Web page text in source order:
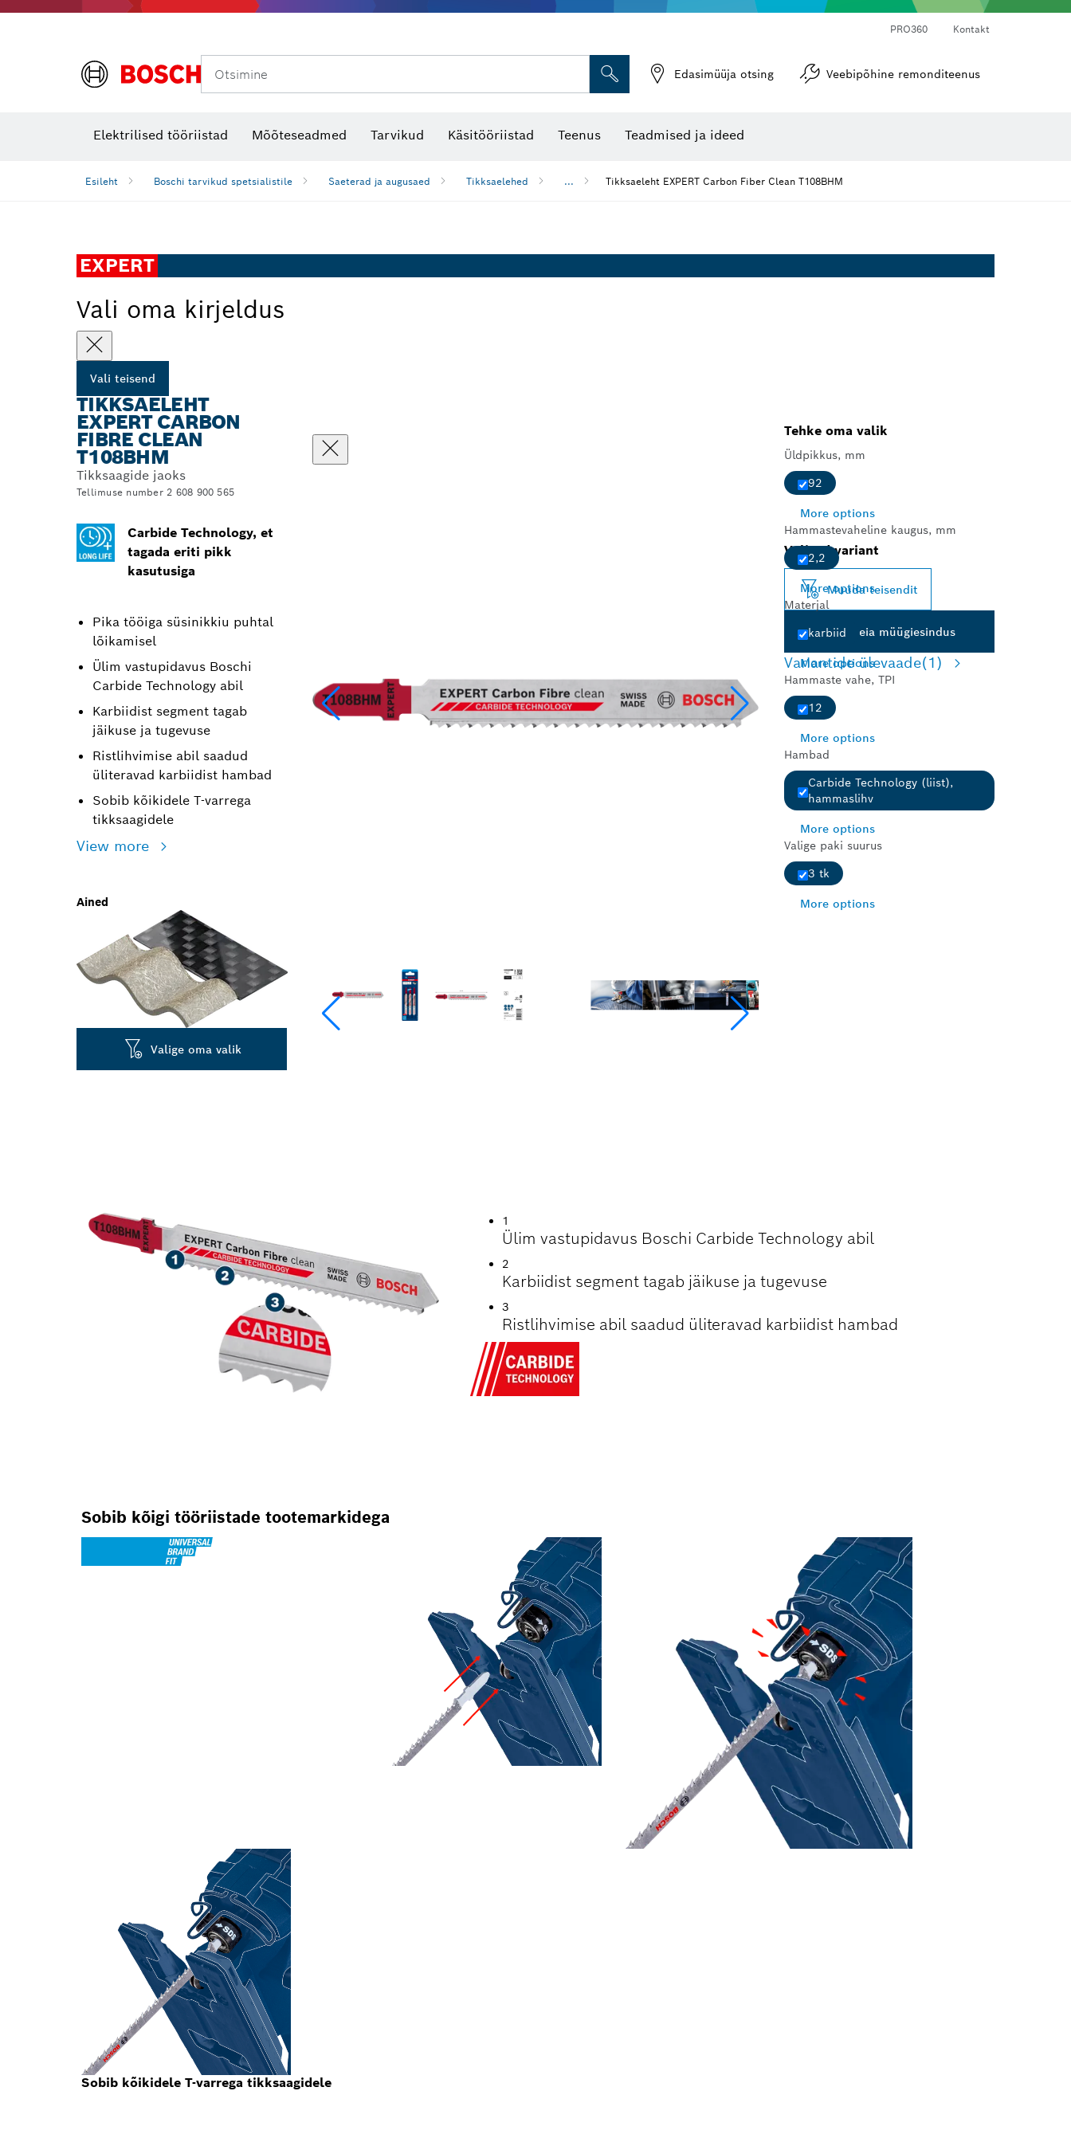
PRO360 Kontakt
Otsimine Edasimüüja otsing Veebipõhine remonditeenus
Elektrilised tööriistad Mõõteseadmed Tarvikud Käsitööriistad Teenus Teadmised ja ideed
Esileht Boschi tarvikud spetsialistile Saeterad ja augusaed Tikksaelehed ... Tikksaeleht EXPERT Carbon Fiber Clean T108BHM
EXPERT
Vali oma kirjeldus
Vali teisend
TIKKSAELEHT
EXPERT CARBON
FIBRE CLEAN
T108BHM
Tikksaagide jaoks
Tellimuse number 2 608 900 565
Carbide Technology, et
tagada eriti pikk
kasutusiga
Pika tööiga süsinikkiu puhtal
lõikamisel
Ülim vastupidavus Boschi
Carbide Technology abil
Karbiidist segment tagab
jäikuse ja tugevuse
Ristlihvimise abil saadud
üliteravad karbiidist hambad
Sobib kõikidele T-varrega
tikksaagidele
View more
Ained
Valige oma valik
Tehke oma valik
Üldpikkus, mm
92
More options
Hammastevaheline kaugus, mm
2,2
More options
Materjal
karbiid
More options
Hammaste vahe, TPI
12
More options
Hambad
Carbide Technology (liist),
hammaslihv
More options
Valige paki suurus
3 tk
More options
Valitud variant
Muuda teisendit
Leia müügiesindus
Variantide ülevaade(1)
1
Ülim vastupidavus Boschi Carbide Technology abil
2
Karbiidist segment tagab jäikuse ja tugevuse
3
Ristlihvimise abil saadud üliteravad karbiidist hambad
Sobib kõigi tööriistade tootemarkidega
Sobib kõikidele T-varrega tikksaagidele